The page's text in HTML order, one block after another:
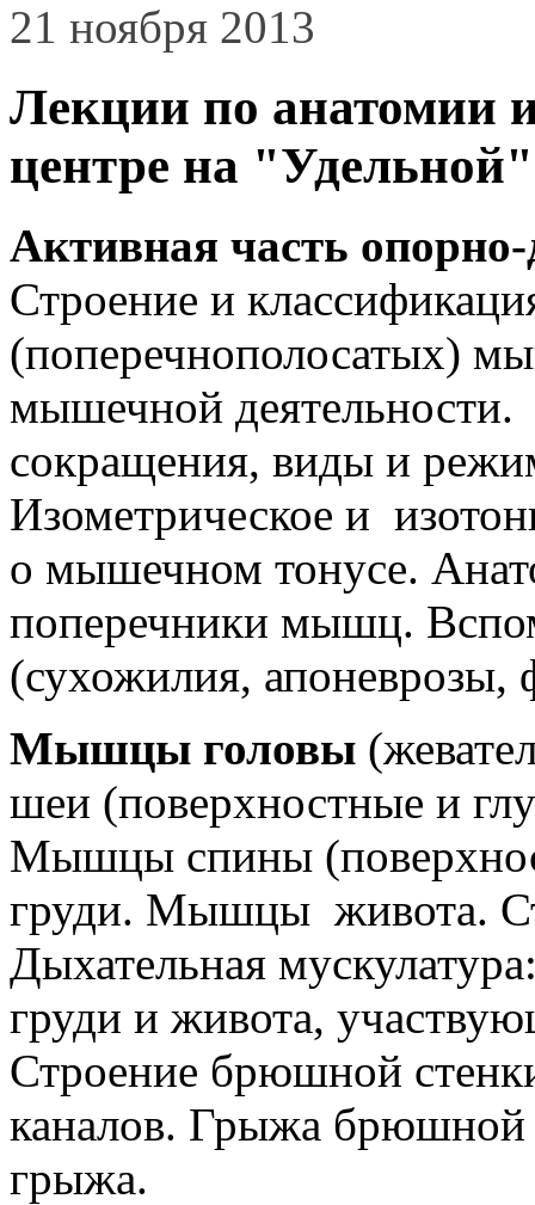
21 ноября 2013
Лекции по анатомии
центре на "Удельной"
Активная часть
Строение и
(поперечнополосатых)
мышечной
сокращения, виды и
Изометрическое и
о мышечном тонусе.
поперечники мышц.
(сухожилия,
Мышцы головы
шеи (поверхностные и
Мышцы спины
груди. Мышцы живота.
Дыхательная
груди и живота,
Строение брюшной
каналов. Грыжа брюшной
грыжа.